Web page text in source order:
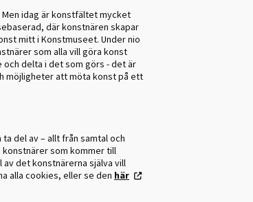
idag är konstfältet mycket
där konstnären skapar
mitt i Konstmuseet. Under nio
som alla vill göra konst
och delta i det som görs - det är
möjligheter att möta konst på ett
del av – allt från samtal och
som kommer till
det konstnärerna själva vill
alla cookies, eller se den här